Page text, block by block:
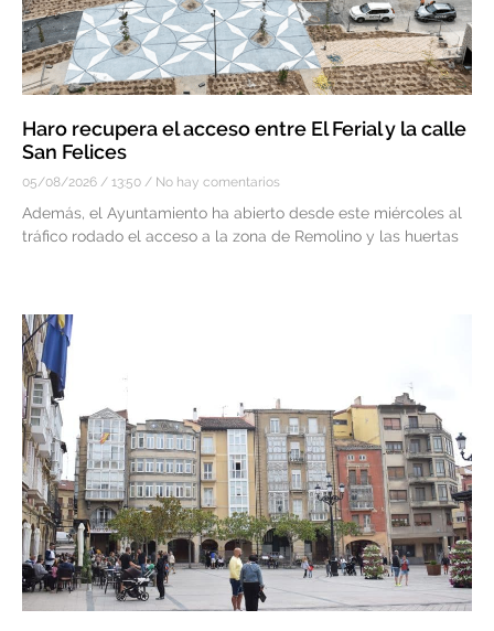
Haro recupera el acceso entre El Ferial y la calle
San Felices
05/08/2026 13:50 No hay comentarios
Además, el Ayuntamiento ha abierto desde este miércoles al
tráfico rodado el acceso a la zona de Remolino y las huertas